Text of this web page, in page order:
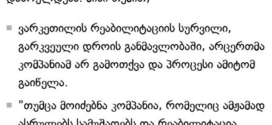
ვარკეთილის რეაბილიტაციის სურვილი,
გარკვეული დროის განმავლობაში, არცერთმა
კომპანიამ არ გამოთქვა და პროცესი ამიტომ
გაიწელა.
"თუმცა მოიძებნა კომპანია, რომელიც ამჟამად